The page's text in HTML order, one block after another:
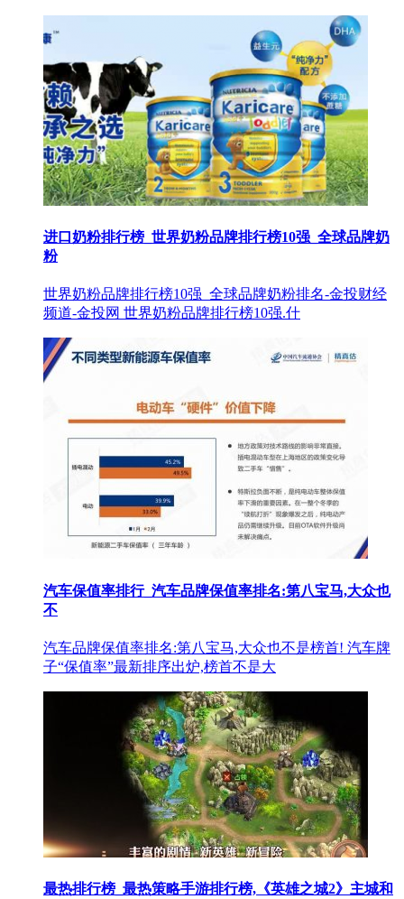
进口奶粉排行榜_世界奶粉品牌排行榜10强_全球品牌奶
粉
世界奶粉品牌排行榜10强_全球品牌奶粉排名-金投财经
频道-金投网 世界奶粉品牌排行榜10强.什
汽车保值率排行_汽车品牌保值率排名:第八宝马,大众也
不
汽车品牌保值率排名:第八宝马,大众也不是榜首! 汽车牌
子“保值率”最新排序出炉,榜首不是大
最热排行榜_最热策略手游排行榜,《英雄之城2》主城和